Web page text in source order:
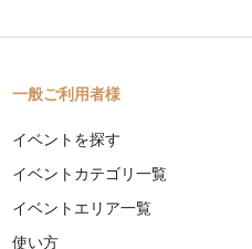
一般ご利用者様
イベントを探す
イベントカテゴリ一覧
イベントエリア一覧
使い方